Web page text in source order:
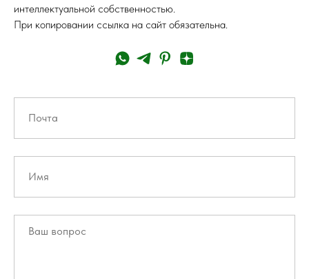
интеллектуальной собственностью.
При копировании ссылка на сайт обязательна.